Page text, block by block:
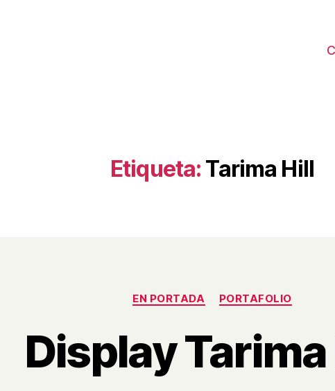
Etiqueta: Tarima Hill
Categorías
EN PORTADA PORTAFOLIO
Display